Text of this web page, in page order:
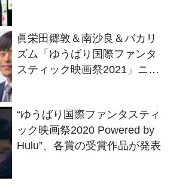
眞栄田郷敦＆南沙良＆バカリ
ズム「ゆうばり国際ファンタ
スティック映画祭2021」ニュ
“ゆうばり国際ファンタスティ
ック映画祭2020 Powered by
Hulu”、各賞の受賞作品が発表